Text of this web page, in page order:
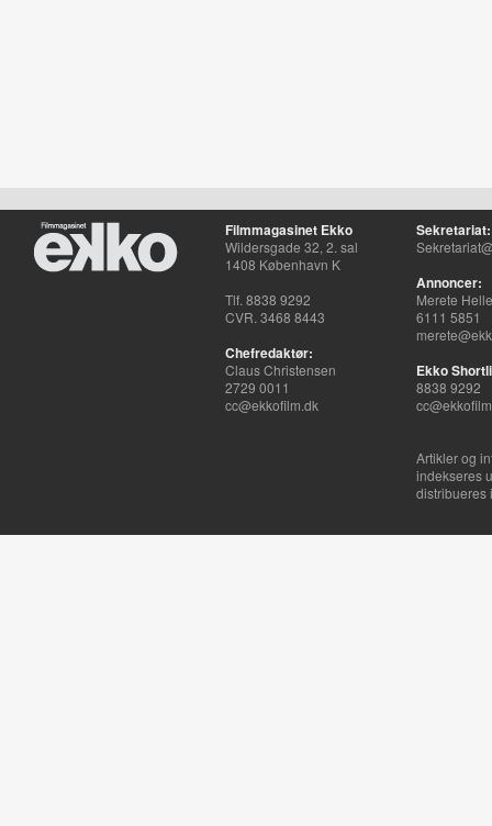
Filmmagasinet Ekko
Wildersgade 32, 2. sal
1408 København K
Tlf. 8838 9292
CVR. 3468 8443
Chefredaktør:
Claus Christensen
2729 0011
cc@ekkofilm.dk
Sekretariat:
Annoncer:
Merete
6111 5851
Ekko
8838 9292
Artikler og
indekseres
distribueres